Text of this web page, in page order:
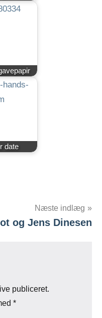
date
Næste indlæg
og Jens Dinesen
publiceret.
*